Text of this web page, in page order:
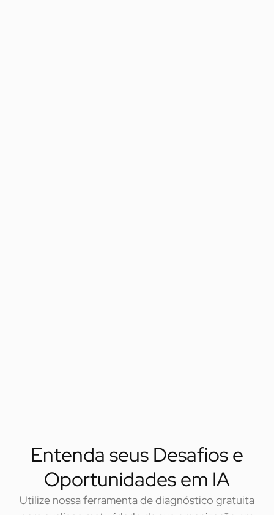
Entenda seus Desafios e
Oportunidades em IA
Utilize nossa ferramenta de diagnóstico gratuita